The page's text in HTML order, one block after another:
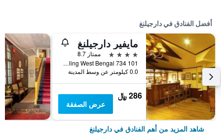
أفضل الفنادق في دارجيلنغ
مايفير دارجيلنغ
4 نجوم
ممتاز 8.7
The Mall Opp. Governor House Darjeeling West Bengal 734 101, دارجيلنغ, الهند
0.0 كيلومتر عن وسط المدينة
286 ﷼
عرض الصفقة
شاهد المزيد من أهم الفنادق في دارجيلنغ